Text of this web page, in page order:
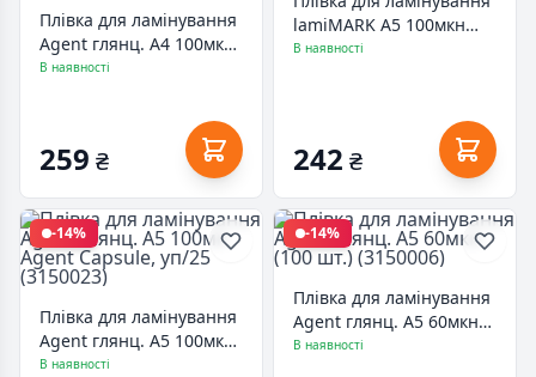
Плівка для ламінування
Agent глянц. А4 100мкн
Capsule уп./25 шт.
В наявності
259 ₴
lamiMARK А5 100мкн
(100 шт.) (50563)
В наявності
242 ₴
-14%
Плівка для ламінування
Agent глянц. А5 100мк
Agent Capsule, уп/25
В наявності
-14%
Плівка для ламінування
Agent глянц. А5 60мкн
(100 шт.) (3150006)
В наявності